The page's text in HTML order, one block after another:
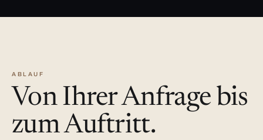
ABLAUF
Von Ihrer Anfrage bis
zum Auftritt.